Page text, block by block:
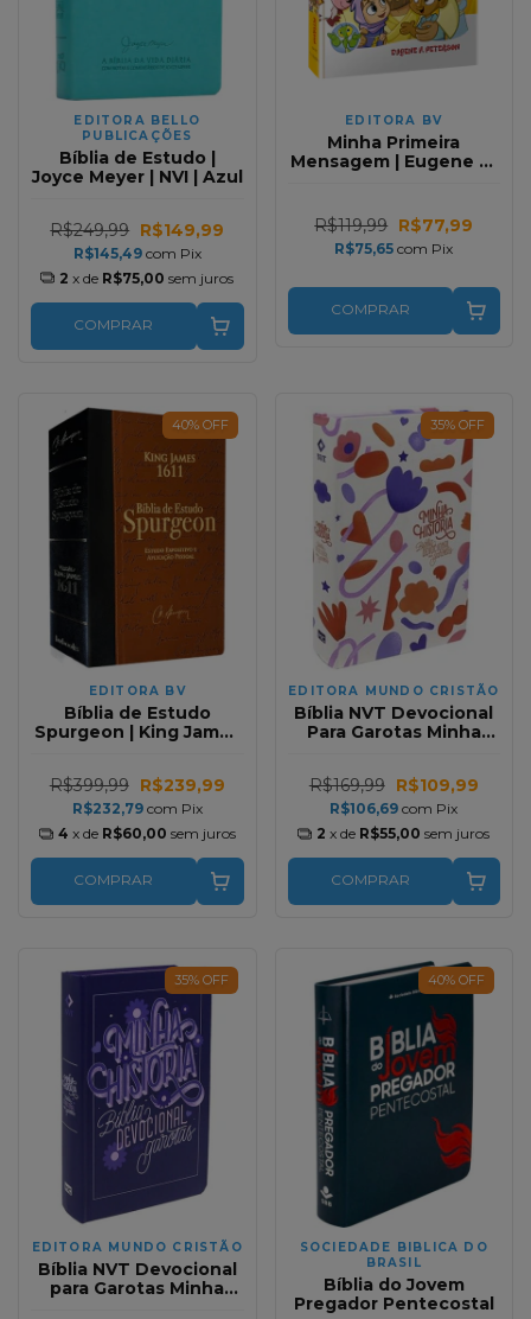
EDITORA BELLO
PUBLICAÇÕES
Bíblia de Estudo |
Joyce Meyer | NVI | Azul
R$249,99 R$149,99
R$145,49 com Pix
2 x de R$75,00 sem juros
COMPRAR
EDITORA BV
Minha Primeira
Mensagem | Eugene H.
R$119,99 R$77,99
R$75,65com Pix
COMPRAR
40% OFF
EDITORA BV
Bíblia de Estudo
Spurgeon | King James
R$399,99 R$239,99
R$232,79 com Pix
4 x de R$60,00 sem juros
COMPRAR
35% OFF
EDITORA MUNDO CRISTÃO
Bíblia NVT Devocional
Para Garotas Minha
R$169,99 R$109,99
R$106,69com Pix
2 x de R$55,00 sem juros
COMPRAR
35% OFF
EDITORA MUNDO CRISTÃO
Bíblia NVT Devocional
para Garotas Minha
40% OFF
SOCIEDADE BIBLICA DO
BRASIL
Bíblia do Jovem
Pregador Pentecostal